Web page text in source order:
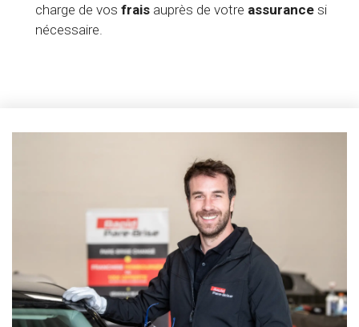
charge de vos frais auprès de votre assurance si
nécessaire.